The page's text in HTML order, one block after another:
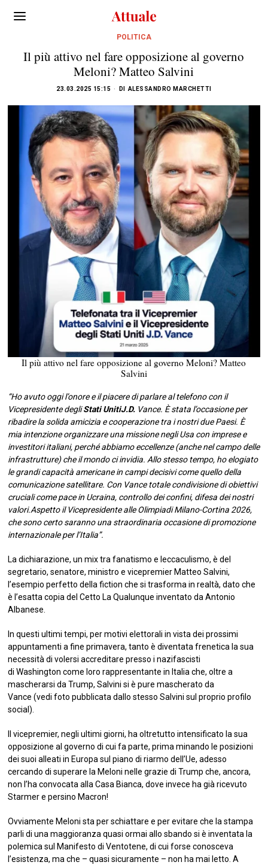
POLITICA
Il più attivo nel fare opposizione al governo
Meloni? Matteo Salvini
23.03.2025 15:15 DI ALESSANDRO MARCHETTI
Il più attivo nel fare opposizione al governo Meloni? Matteo
Salvini
“Ho avuto oggi l’onore e il piacere di parlare al telefono con il
Vicepresidente degliStati UnitiJ.D. Vance. È stata l’occasione per
ribadire la solida amicizia e cooperazione tra i nostri due Paesi. È
mia intenzione organizzare una missione negli Usa con imprese e
investitori italiani, perché abbiamo eccellenze (anche nel campo delle
infrastrutture) che il mondo ci invidia. Allo stesso tempo, ho elogiato
le grandi capacità americane in campi decisivi come quello della
comunicazione satellitare. Con Vance totale condivisione di obiettivi
cruciali come pace in Ucraina, controllo dei confini, difesa dei nostri
valori.Aspetto il Vicepresidente alle Olimpiadi Milano-Cortina 2026,
che sono certo saranno una straordinaria occasione di promozione
internazionale per l’Italia”.
La dichiarazione, un mix tra fanatismo e leccaculismo, è del
segretario, senatore, ministro e vicepremier Matteo Salvini,
l’esempio perfetto della fiction che si trasforma in realtà, dato che
è l’esatta copia del Cetto La Qualunque inventato da Antonio
Albanese.
In questi ultimi tempi, per motivi elettorali in vista dei prossimi
appuntamenti a fine primavera, tanto è diventata frenetica la sua
necessità di volersi accreditare presso i nazifascisti
di Washington come loro rappresentante in Italia che, oltre a
mascherarsi da Trump, Salvini si è pure mascherato da
Vance (vedi foto pubblicata dallo stesso Salvini sul proprio profilo
social).
Il vicepremier, negli ultimi giorni, ha oltretutto intensificato la sua
opposizione al governo di cui fa parte, prima minando le posizioni
dei suoi alleati in Europa sul piano di riarmo dell’Ue, adesso
cercando di superare la Meloni nelle grazie di Trump che, ancora,
non l’ha convocata alla Casa Bianca, dove invece ha già ricevuto
Starmer e persino Macron!
Ovviamente Meloni sta per schiattare e per evitare che la stampa
parli di una maggioranza quasi ormai allo sbando si è inventata la
polemica sul Manifesto di Ventotene, di cui forse conosceva
l’esistenza, ma che – quasi sicuramente – non ha mai letto. A